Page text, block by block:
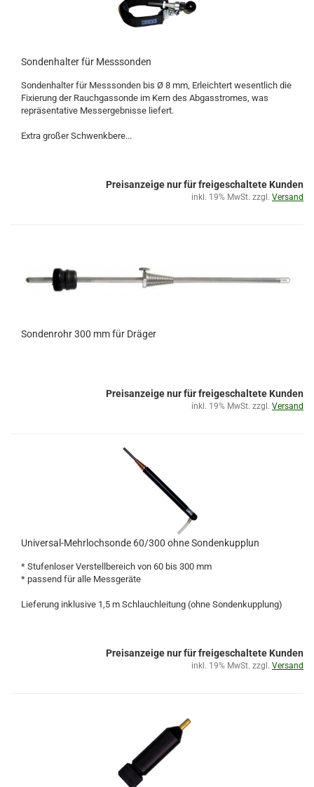
Sondenhalter für Messsonden
Sondenhalter für Messsonden bis Ø 8 mm, Erleichtert wesentlich die
Fixierung der Rauchgassonde im Kern des Abgasstromes, was
repräsentative Messergebnisse liefert.
Extra großer Schwenkbere...
Preisanzeige nur für freigeschaltete Kunden
inkl. 19% MwSt. zzgl. Versand
Sondenrohr 300 mm für Dräger
Preisanzeige nur für freigeschaltete Kunden
inkl. 19% MwSt. zzgl. Versand
Universal-Mehrlochsonde 60/300 ohne Sondenkupplun
* Stufenloser Verstellbereich von 60 bis 300 mm
* passend für alle Messgeräte
Lieferung inklusive 1,5 m Schlauchleitung (ohne Sondenkupplung)
Preisanzeige nur für freigeschaltete Kunden
inkl. 19% MwSt. zzgl. Versand